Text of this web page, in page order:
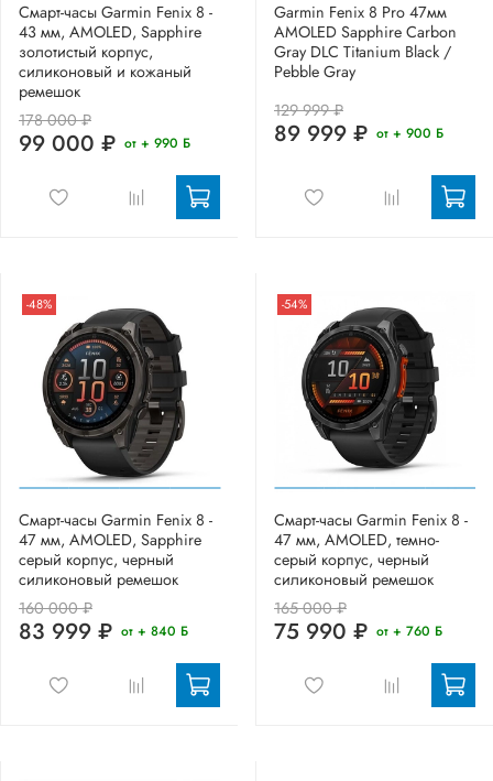
Смарт-часы Garmin Fenix 8 -
43 мм, AMOLED, Sapphire
золотистый корпус,
силиконовый и кожаный
ремешок
178 000 ₽
99 000 ₽ от + 990 Б
Garmin Fenix 8 Pro 47мм
AMOLED Sapphire Carbon
Gray DLC Titanium Black /
Pebble Gray
129 999 ₽
89 999 ₽ от + 900 Б
-48%
Смарт-часы Garmin Fenix 8 -
47 мм, AMOLED, Sapphire
серый корпус, черный
силиконовый ремешок
160 000 ₽
83 999 ₽ от + 840 Б
-54%
Смарт-часы Garmin Fenix 8 -
47 мм, AMOLED, темно-
серый корпус, черный
силиконовый ремешок
165 000 ₽
75 990 ₽ от + 760 Б